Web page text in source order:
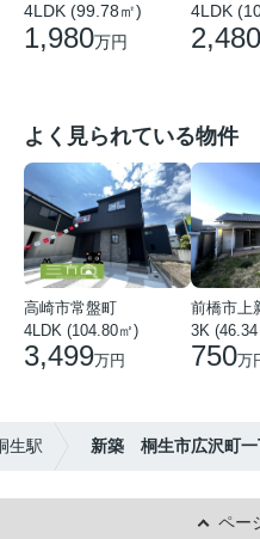
4LDK (99.78㎡)
1,980万円
4LDK
2,480
よく見られている物件
高崎市常盤町
4LDK (104.80㎡)
3,499万円
前橋市上
3K
750万
生駅 新築 桐生市広沢町
ペー